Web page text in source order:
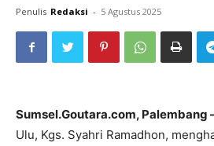
Penulis Redaksi - 5 Agustus 2025
Sumsel.Goutara.com, Palembang
Ulu, Kgs. Syahri Ramadhon,